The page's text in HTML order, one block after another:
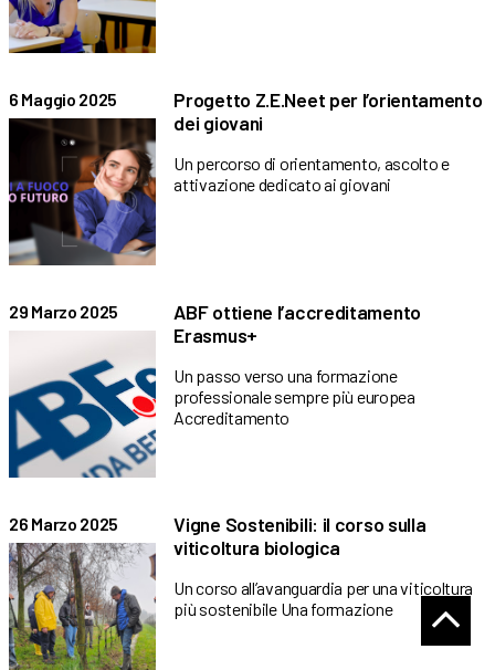
6 Maggio 2025
Progetto Z.E.Neet per l’orientamento
dei giovani
Un percorso di orientamento, ascolto e
attivazione dedicato ai giovani
29 Marzo 2025
ABF ottiene l’accreditamento
Erasmus+
Un passo verso una formazione
professionale sempre più europea
Accreditamento
26 Marzo 2025
Vigne Sostenibili: il corso sulla
viticoltura biologica
Un corso all’avanguardia per una viticoltura
più sostenibile Una formazione